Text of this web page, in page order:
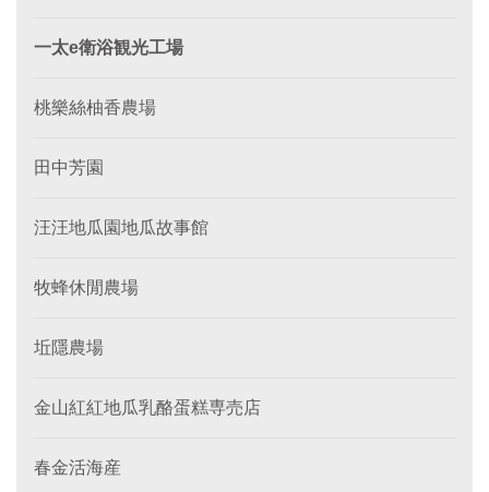
一太e衛浴観光工場
桃樂絲柚香農場
田中芳園
汪汪地瓜園地瓜故事館
牧蜂休閒農場
坵隱農場
金山紅紅地瓜乳酪蛋糕専売店
春金活海産